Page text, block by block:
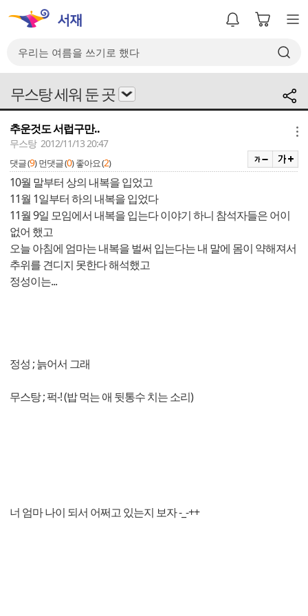
무스탕 세워 둔 곳
추운것도 서럽구만..
무스탕 2012/11/13 20:47
댓글 (9) 먼댓글 (0) 좋아요 (2)
10월 말부터 상의 내복을 입었고
11월 1일부터 하의 내복을 입었다
11월 9일 모임에서 내복을 입는다 이야기 하니 참석자들은 어이
없어 했고
오늘 아침에 엄마는 내복을 벌써 입는다는 내 말에 몸이 약해져서
추위를 견디지 못한다 해석했고
정성이는...
정성 ; 늙어서 그래
무스탕 ; 퍽-! (밥 먹는 애 뒷통수 치는 소리)
너 엄마 나이 되서 어쩌고 있는지 보자 -_-++